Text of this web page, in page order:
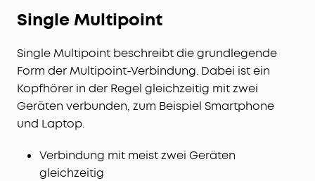
Single Multipoint
Single Multipoint beschreibt die grundlegende
Form der Multipoint-Verbindung. Dabei ist ein
Kopfhörer in der Regel gleichzeitig mit zwei
Geräten verbunden, zum Beispiel Smartphone
und Laptop.
Verbindung mit meist zwei Geräten
gleichzeitig